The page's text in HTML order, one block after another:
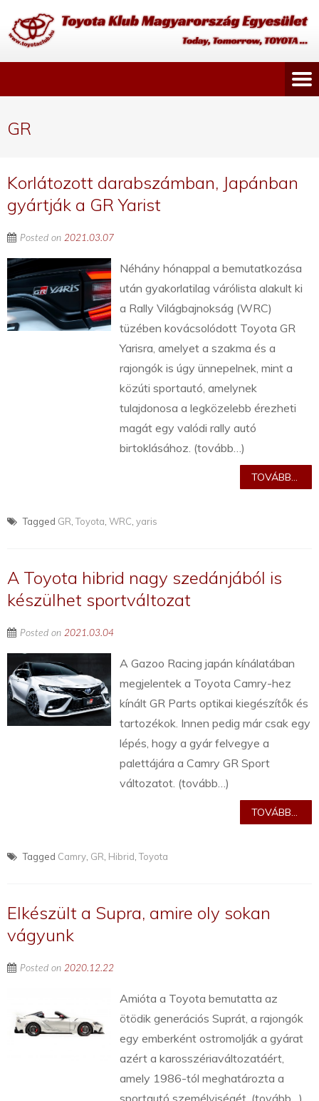
GR
Korlátozott darabszámban, Japánban
gyártják a GR Yarist
Posted on 2021.03.07
Néhány hónappal a bemutatkozása
után gyakorlatilag várólista alakult ki
a Rally Világbajnokság (WRC)
tüzében kovácsolódott Toyota GR
Yarisra, amelyet a szakma és a
rajongók is úgy ünnepelnek, mint a
közúti sportautó, amelynek
tulajdonosa a legközelebb érezheti
magát egy valódi rally autó
birtoklásához. (tovább…)
TOVÁBB...
Tagged GR ,Toyota WRC yaris
A Toyota hibrid nagy szedánjából is
készülhet sportváltozat
Posted on 2021.03.04
A Gazoo Racing japán kínálatában
megjelentek a Toyota Camry-hez
kínált GR Parts optikai kiegészítők és
tartozékok. Innen pedig már csak egy
lépés, hogy a gyár felvegye a
palettájára a Camry GR Sport
változatot. (tovább…)
TOVÁBB...
Tagged Camry GR Hibrid ,Toyota
Elkészült a Supra, amire oly sokan
vágyunk
Posted on 2020.12.22
Amióta a Toyota bemutatta az
ötödik generációs Suprát, a rajongók
egy emberként ostromolják a gyárat
azért a karosszériaváltozatáért,
amely 1986-tól meghatározta a